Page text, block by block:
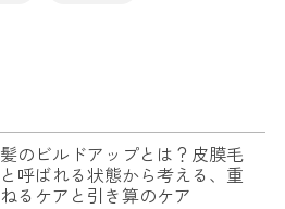
髪のビルドアップとは？皮膜毛
と呼ばれる状態から考える、重
ねるケアと引き算のケア